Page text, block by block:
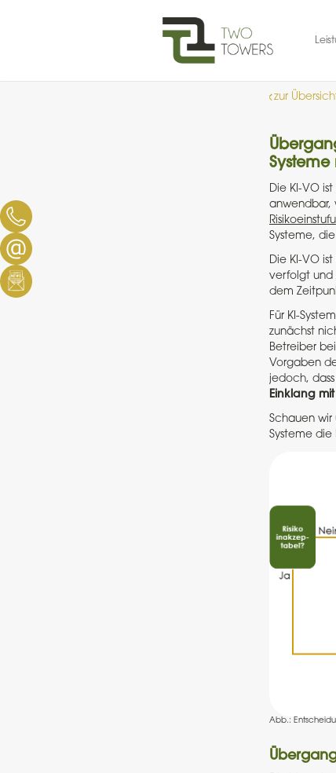
zur
Die KI-VO
anwendbar,
Systeme,
Die KI-VO
verfolgt und
dem
Für KI-
zunächst
Betreiber
Vorgaben
jedoch,
Einklang
Schauen wir
Systeme die
Abb.: